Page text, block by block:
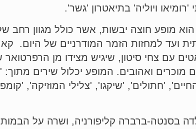
ויוליה' בתיאטרון 'גשר'.
מופע חוצה יבשות, אשר כולל מגוון רחב
ועד למחזות הזמר המודרניים של היום.
עם צחי סיטון, שיגיש מצידו מן
מוכרים ואהובים. המופע יכלול שירים
'חתולים', 'שיקגו', 'צלילי המוזיקה',
לואיס היא בת 28, נולדה בסנטה-ברברה קליפורניה, ושרה על